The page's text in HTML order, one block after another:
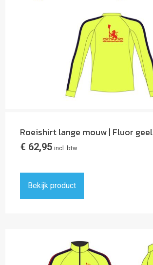
Roeishirt lange mouw | Fluor geel
€ 62,95 incl. btw.
Bekijk product